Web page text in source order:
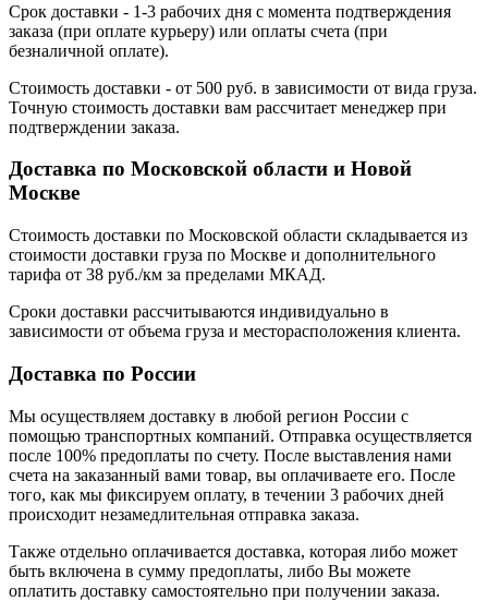
Срок доставки - 1-3 рабочих дня с момента подтверждения
заказа (при оплате курьеру) или оплаты счета (при
безналичной оплате).
Стоимость доставки - от 500 руб. в зависимости от вида груза.
Точную стоимость доставки вам рассчитает менеджер при
подтверждении заказа.
Доставка по Московской области и Новой
Москве
Стоимость доставки по Московской области складывается из
стоимости доставки груза по Москве и дополнительного
тарифа от 38 руб./км за пределами МКАД.
Сроки доставки рассчитываются индивидуально в
зависимости от объема груза и месторасположения клиента.
Доставка по России
Мы осуществляем доставку в любой регион России с
помощью транспортных компаний. Отправка осуществляется
после 100% предоплаты по счету. После выставления нами
счета на заказанный вами товар, вы оплачиваете его. После
того, как мы фиксируем оплату, в течении 3 рабочих дней
происходит незамедлительная отправка заказа.
Также отдельно оплачивается доставка, которая либо может
быть включена в сумму предоплаты, либо Вы можете
оплатить доставку самостоятельно при получении заказа.